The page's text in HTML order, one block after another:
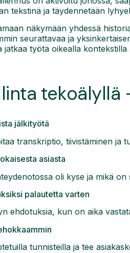
tekstinä ja täydennetään
näkymään yhdessä
seurattavaa ja
jatkaa työtä oikealla kontekstilla
jälkityötä
transkriptio, tiivistäminen ja
asiasta
oli kyse ja mikä on
palautetta varten
ehdotuksia, kun on aika
tunnisteilla ja tee